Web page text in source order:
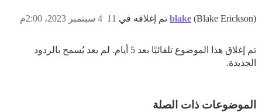
blake (Blake Erickson) تم إغلاقه في 4 سبتمبر 2023، 2:00م 11
تم إغلاق هذا الموضوع تلقائيًا بعد 5 أيام. لم يعد يُسمح بالردود
الجديدة.
الموضوعات ذات الصلة